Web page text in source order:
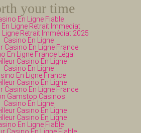
your time
En Ligne Fiable
Ligne Retrait Immediat
Ligne Retrait Immédiat 2025
Casino En Ligne
Casino En Ligne France
En Ligne France Légal
Casino En Ligne
Casino En Ligne
En Ligne France
Casino En Ligne
Casino En Ligne France
Gamstop Casinos
Casino En Ligne
Casino En Ligne
Casino En Ligne
En Ligne Fiable